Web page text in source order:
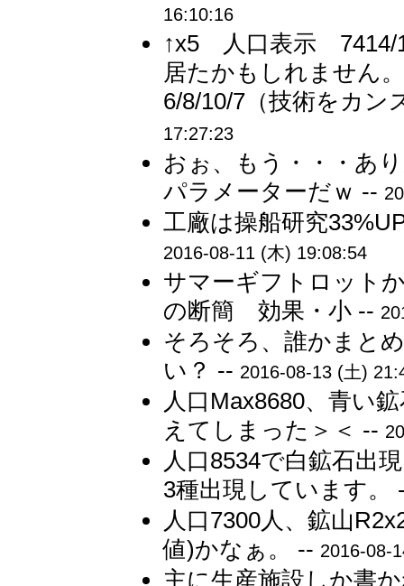
16:10:16
↑x5 人口表示 7414/
居たかもしれません
6/8/10/7（技術をカ
17:27:23
おぉ、もう・・・あ
パラメーターだｗ --
工廠は操船研究
2016-08-11 (木) 19:08:54
サマーギフトロット
の断簡 効果・小 --
そろそろ、誰かまと
い？ -- 2016-08-13 (土)
人口Max8680、青い
えてしまった＞＜ --
人口8534で白鉱石出
3種出現しています。
人口7300人、鉱山
値)かなぁ。 -- 2016-08-
主に生産施設しか書